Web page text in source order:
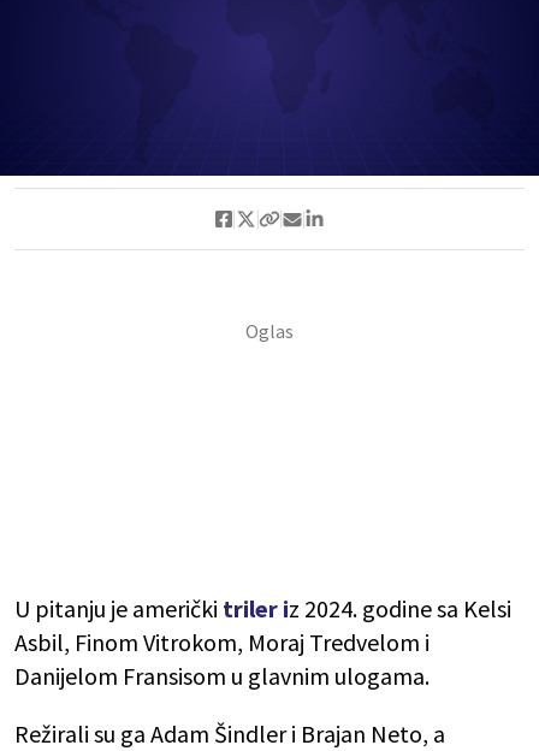
U pitanju je američki triler iz 2024. godine sa Kelsi
Asbil, Finom Vitrokom, Moraj Tredvelom i
Danijelom Fransisom u glavnim ulogama.
Režirali su ga Adam Šindler i Brajan Neto, a